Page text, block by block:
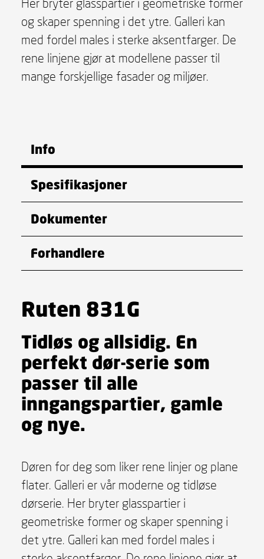
og skaper spenning i det ytre. Galleri kan
med fordel males i sterke aksentfarger. De
rene linjene gjør at modellene passer til
mange forskjellige fasader og miljøer.
Info
Spesifikasjoner
Dokumenter
Forhandlere
Ruten 831G
Tidløs og allsidig. En
perfekt dør-serie som
passer til alle
inngangspartier, gamle
og nye.
Døren for deg som liker rene linjer og plane
flater. Galleri er vår moderne og tidløse
dørserie. Her bryter glasspartier i
geometriske former og skaper spenning i
det ytre. Galleri kan med fordel males i